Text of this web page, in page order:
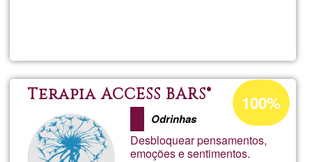
Terapia ACCESS BARS®
Odrinhas
Desbloquear pensamentos,
emoções e sentimentos.
Percentatge
d'acceptació
de
G1
100%